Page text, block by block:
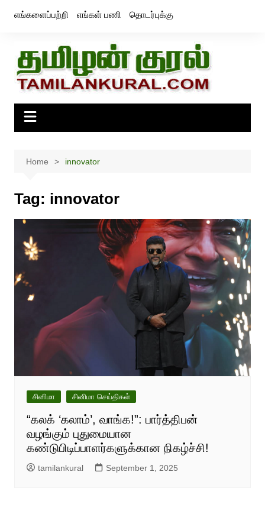
எங்களைப்பற்றி எங்கள் பணி தொடர்புக்கு
Home innovator
Tag: innovator
சினிமா சினிமா செய்திகள்
“கலக் ‘கலாம்’, வாங்க!”: பார்த்திபன்
வழங்கும் புதுமையான
கண்டுபிடிப்பாளர்களுக்கான நிகழ்ச்சி!
tamilankural September 1, 2025